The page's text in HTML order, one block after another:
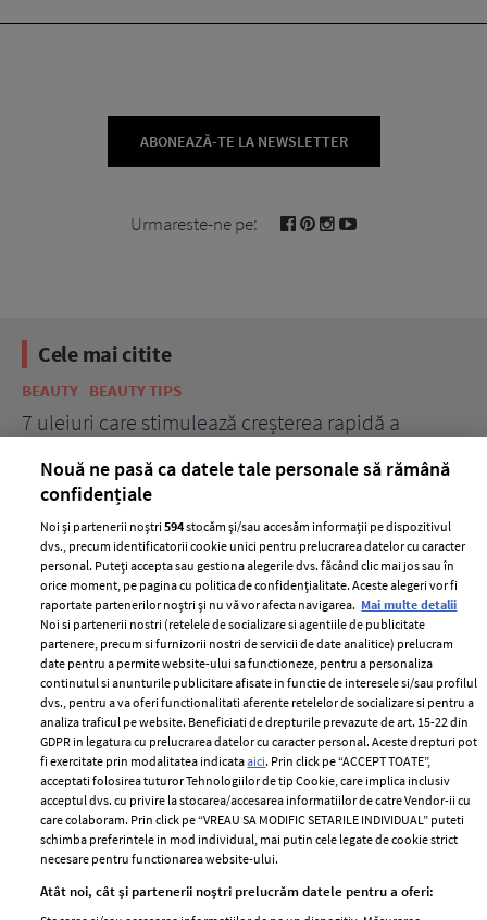
ABONEAZĂ-TE LA NEWSLETTER
Urmareste-ne pe:
Cele mai citite
BEAUTY BEAUTY TIPS
7 uleiuri care stimulează creșterea rapidă a
ELLE Style Awards
2024
Despre ELLE
Romania
Contact
Abonamente
Termeni si conditii
Politica de
confidențialitate
Politica de cookies
Publicitate
GSP
femei
Nouă ne pasă ca datele tale personale să rămână
confidențiale
Noi și partenerii noștri594stocăm și/sau accesăm informații pe dispozitivul
dvs., precum identificatorii cookie unici pentru prelucrarea datelor cu caracter
personal. Puteți accepta sau gestiona alegerile dvs. făcând clic mai jos sau în
orice moment, pe pagina cu politica de confidențialitate. Aceste alegeri vor fi
raportate partenerilor noștri și nu vă vor afecta navigarea. Mai multe detalii
Noi si partenerii nostri (retelele de socializare si agentiile de publicitate
partenere, precum si furnizorii nostri de servicii de date analitice) prelucram
date pentru a permite website-ului sa functioneze, pentru a personaliza
continutul si anunturile publicitare afisate in functie de interesele si/sau profilul
dvs., pentru a va oferi functionalitati aferente retelelor de socializare si pentru a
analiza traficul pe website. Beneficiati de drepturile prevazute de art. 15-22 din
GDPR in legatura cu prelucrarea datelor cu caracter personal. Aceste drepturi pot
fi exercitate prin modalitatea indicataaici. Prin click pe “ACCEPT TOATE”,
acceptati folosirea tuturor Tehnologiilor de tip Cookie, care implica inclusiv
acceptul dvs. cu privire la stocarea/accesarea informatiilor de catre Vendor-ii cu
care colaboram. Prin click pe “VREAU SA MODIFIC SETARILE INDIVIDUAL” puteti
schimba preferintele in mod individual, mai putin cele legate de cookie strict
necesare pentru functionarea website-ului.
Atât noi, cât și partenerii noștri prelucrăm datele pentru a oferi: